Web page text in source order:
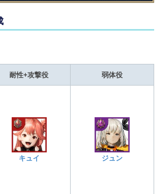
耐性+攻撃役 弱体役
キュイ ジュン